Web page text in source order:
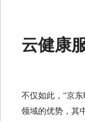
云健康
不仅如此，“京
领域的优势，其